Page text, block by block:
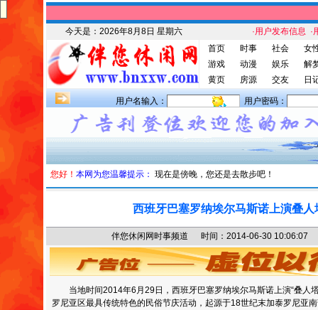
今天是： 2026年8月8日 星期六 ·用户发布信息 ·
首页
时事 社会
女
游戏
动漫 娱乐
解
黄页
房源 交友 日
用户名输入： 用户密码：
您好！ 本网为您温馨提示： 现在是傍晚，您还是去散步吧！
西班牙巴塞罗纳埃尔马斯诺上演叠人
伴您休闲网时事频道 时间：2014-06-30
当地时间2014年6月29日，西班牙巴塞罗纳埃尔马斯诺上演“叠人
罗尼亚区最具传统特色的民俗节庆活动，起源于18世纪末加泰罗尼亚